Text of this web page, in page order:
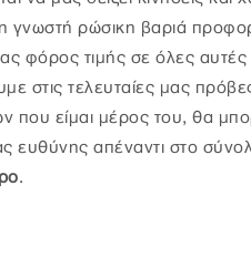
γνωστή ρώσικη βαριά
φόρος τιμής σε όλες αυτές
στις τελευταίες μας
που είμαι μέρος του, θα
ευθύνης απέναντι στο
.